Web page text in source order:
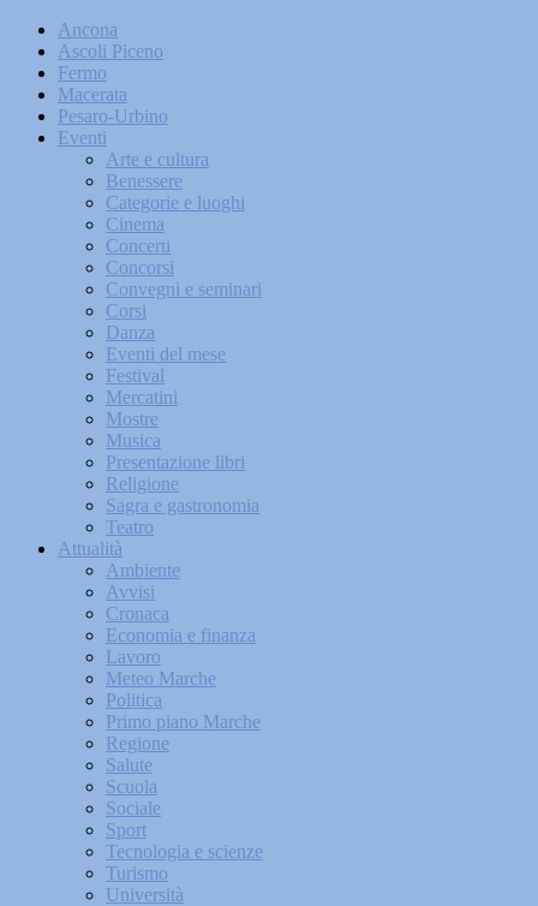
Ancona
Ascoli Piceno
Fermo
Macerata
Pesaro-Urbino
Eventi
Arte e cultura
Benessere
Categorie e luoghi
Cinema
Concerti
Concorsi
Convegni e seminari
Corsi
Danza
Eventi del mese
Festival
Mercatini
Mostre
Musica
Presentazione libri
Religione
Sagra e gastronomia
Teatro
Attualità
Ambiente
Avvisi
Cronaca
Economia e finanza
Lavoro
Meteo Marche
Politica
Primo piano Marche
Regione
Salute
Scuola
Sociale
Sport
Tecnologia e scienze
Turismo
Università